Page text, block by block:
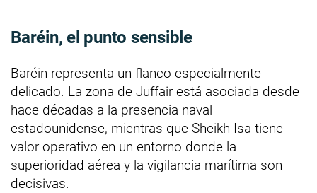
Baréin, el punto sensible
Baréin representa un flanco especialmente
delicado. La zona de Juffair está asociada desde
hace décadas a la presencia naval
estadounidense, mientras que Sheikh Isa tiene
valor operativo en un entorno donde la
superioridad aérea y la vigilancia marítima son
decisivas.